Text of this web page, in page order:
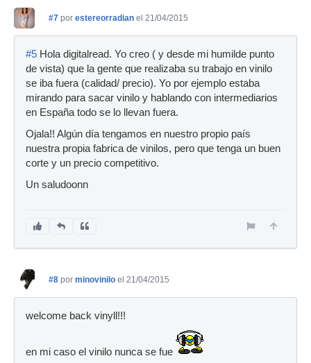
#7 por estereorradian el 21/04/2015
#5 Hola digitalread. Yo creo ( y desde mi humilde punto
de vista) que la gente que realizaba su trabajo en vinilo
se iba fuera (calidad/ precio). Yo por ejemplo estaba
mirando para sacar vinilo y hablando con intermediarios
en España todo se lo llevan fuera.
Ojala!! Algún día tengamos en nuestro propio país
nuestra propia fabrica de vinilos, pero que tenga un buen
corte y un precio competitivo.
Un saludoonn
#8 por minovinilo el 21/04/2015
welcome back vinyll!!!
en mi caso el vinilo nunca se fue